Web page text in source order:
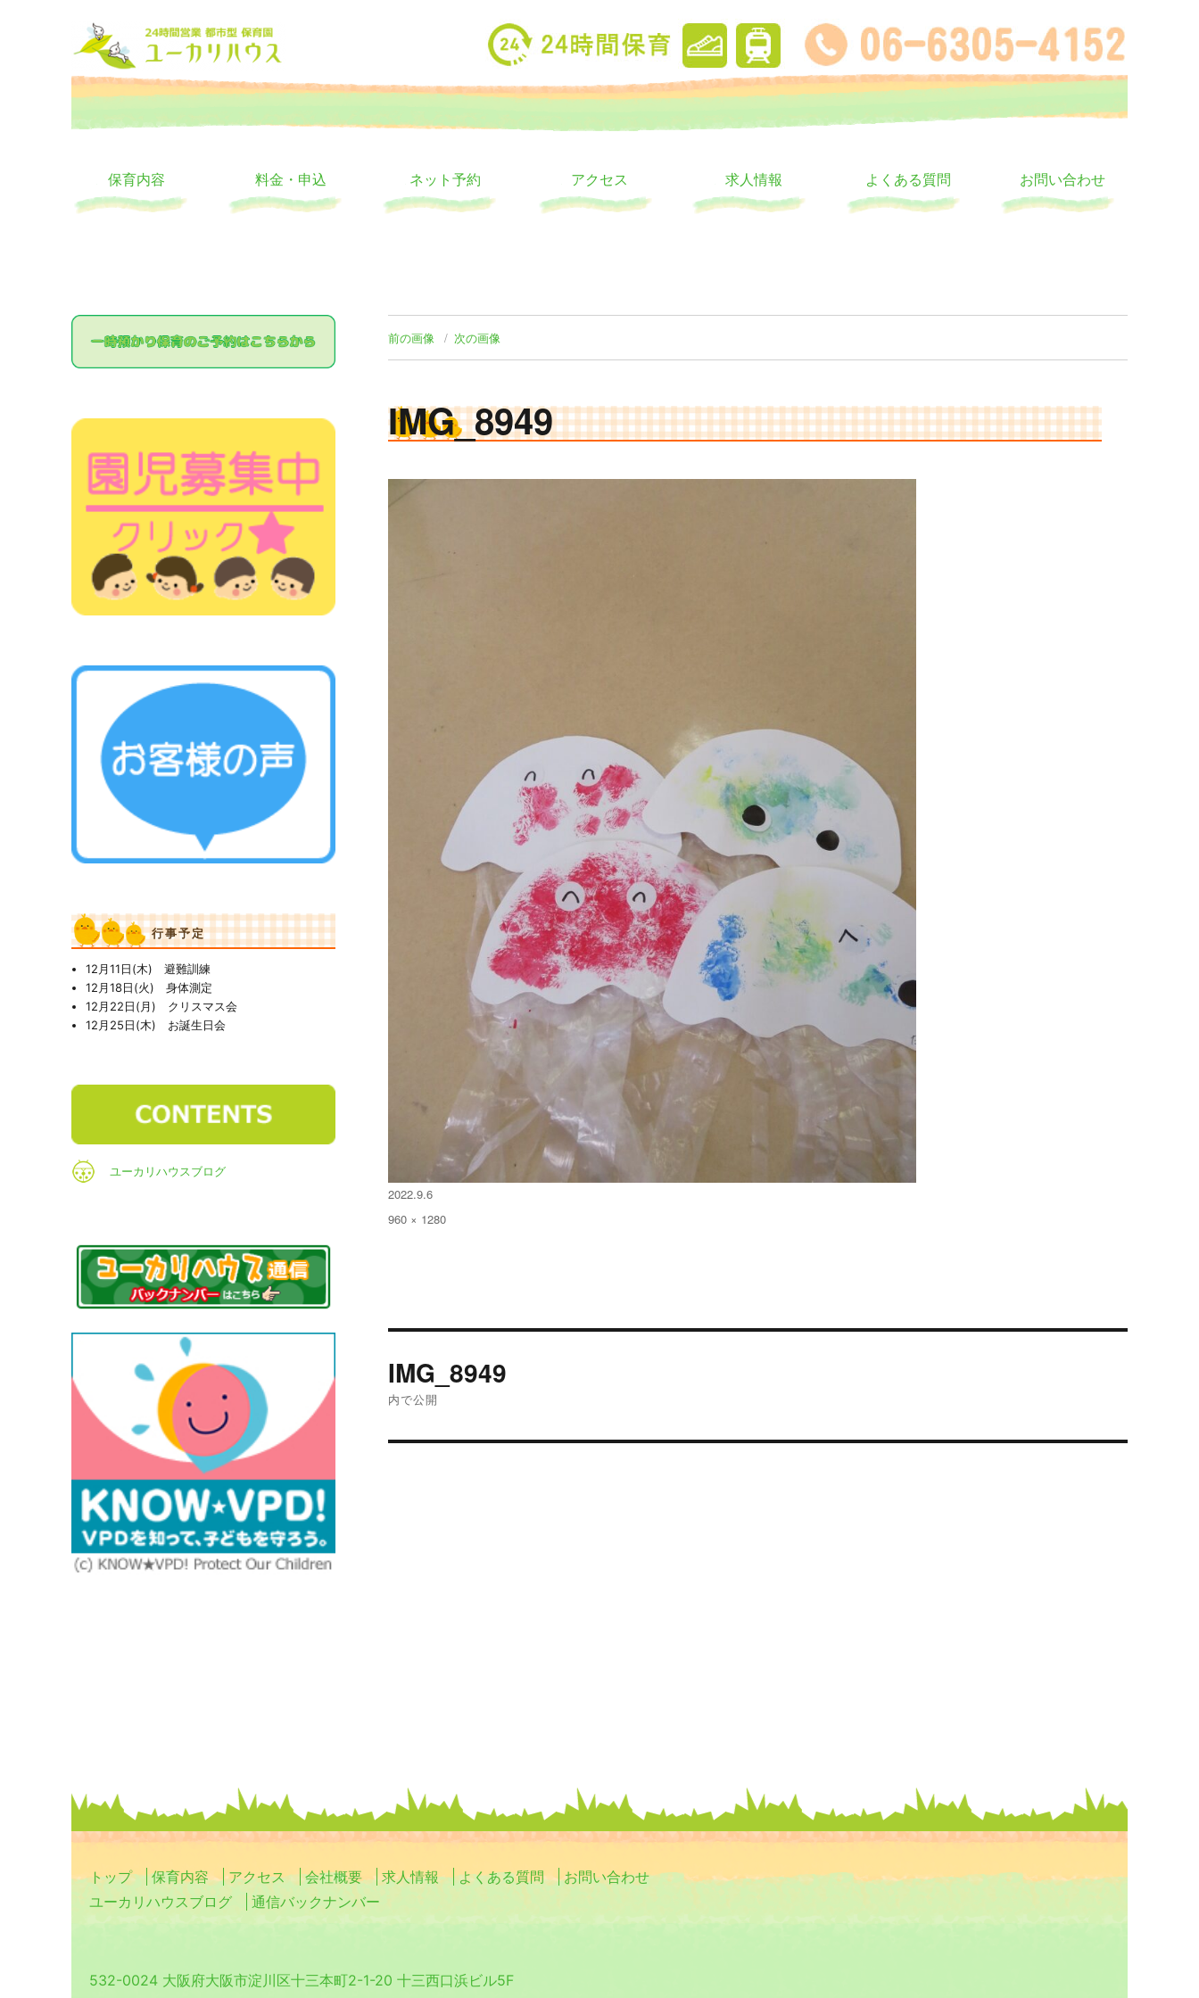
24時間託児所 ユーカリハウス
大阪の24時間託児所 ユーカリハウス 月極 一時保育 一時預かり
保育内容 料金・申込 ネット予約 アクセス 求人情報 よくある質問 お問い合わせ
前の画像 次の画像
IMG_8949
投
稿
2022.9.6
フ
960 × 1280
稿
IMG_8949
内で公開
行事予定
12月11日(木) 避難訓練
12月18日(火) 身体測定
12月22日(月) クリスマス会
12月25日(木) お誕生日会
ユーカリハウスブログ
トップ 保育内容 アクセス 会社概要 求人情報 よくある質問
お問い合わせ
ユーカリハウスブログ
通信バックナンバー
532-0024 大阪府大阪市淀川区十三本町2-1-20 十三西口浜ビル5F